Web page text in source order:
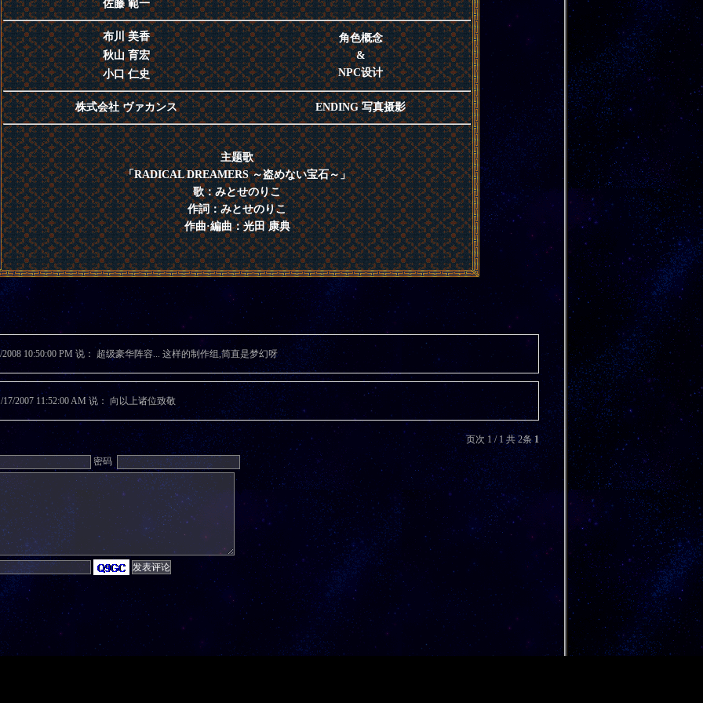
佐藤 範一
布川 美香
角色概念
&
NPC设计
秋山 育宏
小口 仁史
株式会社 ヴァカンス ENDING 写真摄影
主题歌
「RADICAL DREAMERS ～盗めない宝石～」
歌：みとせのりこ
作詞：みとせのりこ
作曲·編曲：光田 康典
10:50:00 PM 说： 超级豪华阵容... 这样的制作组,简直是梦幻呀
2007 11:52:00 AM 说： 向以上诸位致敬
页次 1 / 1 共 2条1
密码